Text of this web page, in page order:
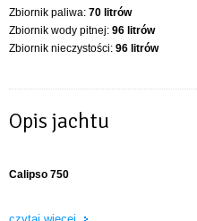
Zbiornik paliwa: 70 litrów
Zbiornik wody pitnej: 96 litrów
Zbiornik nieczystości: 96 litrów
Opis jachtu
Calipso 750